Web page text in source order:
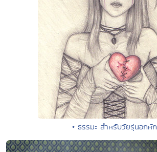
• ธรรมะ สำหรับวัยรุ่นอกหัก